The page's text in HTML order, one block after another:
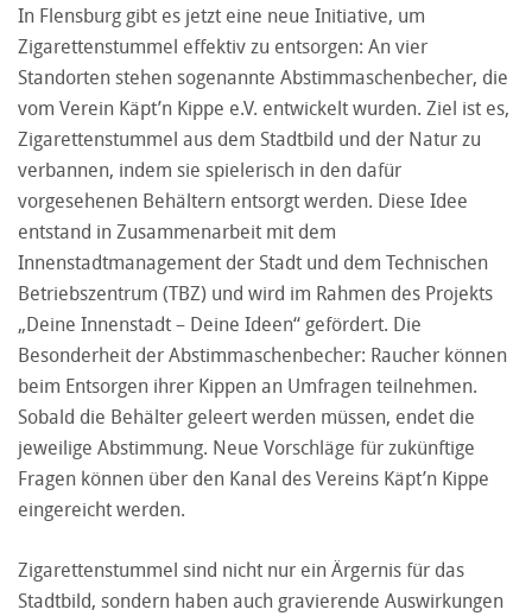
In Flensburg gibt es jetzt eine neue Initiative, um
Zigarettenstummel effektiv zu entsorgen: An vier
Standorten stehen sogenannte Abstimmaschenbecher, die
vom Verein Käpt’n Kippe e.V. entwickelt wurden. Ziel ist es,
Zigarettenstummel aus dem Stadtbild und der Natur zu
verbannen, indem sie spielerisch in den dafür
vorgesehenen Behältern entsorgt werden. Diese Idee
entstand in Zusammenarbeit mit dem
Innenstadtmanagement der Stadt und dem Technischen
Betriebszentrum (TBZ) und wird im Rahmen des Projekts
„Deine Innenstadt – Deine Ideen“ gefördert. Die
Besonderheit der Abstimmaschenbecher: Raucher können
beim Entsorgen ihrer Kippen an Umfragen teilnehmen.
Sobald die Behälter geleert werden müssen, endet die
jeweilige Abstimmung. Neue Vorschläge für zukünftige
Fragen können über den Kanal des Vereins Käpt’n Kippe
eingereicht werden.
Zigarettenstummel sind nicht nur ein Ärgernis für das
Stadtbild, sondern haben auch gravierende Auswirkungen